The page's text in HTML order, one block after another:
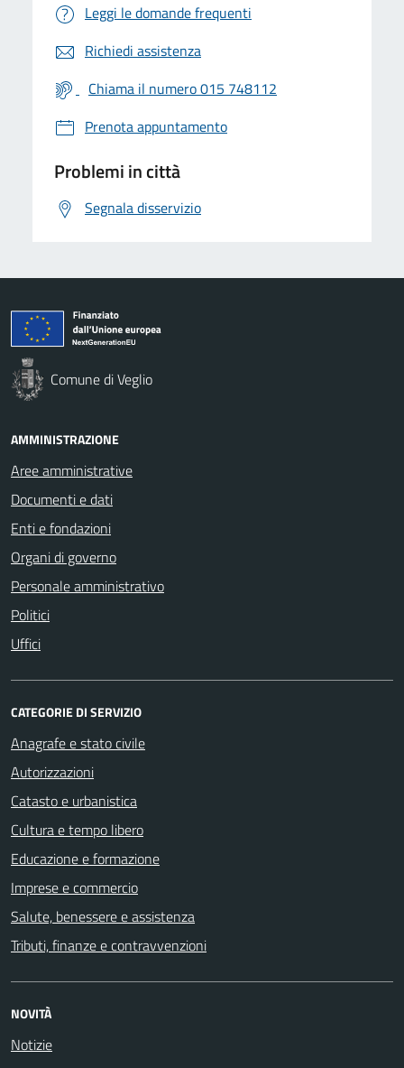
Leggi le domande frequenti
Richiedi assistenza
Chiama il numero 015 748112
Prenota appuntamento
Problemi in città
Segnala disservizio
Comune di Veglio
AMMINISTRAZIONE
Aree amministrative
Documenti e dati
Enti e fondazioni
Organi di governo
Personale amministrativo
Politici
Uffici
CATEGORIE DI SERVIZIO
Anagrafe e stato civile
Autorizzazioni
Catasto e urbanistica
Cultura e tempo libero
Educazione e formazione
Imprese e commercio
Salute, benessere e assistenza
Tributi, finanze e contravvenzioni
NOVITÀ
Notizie